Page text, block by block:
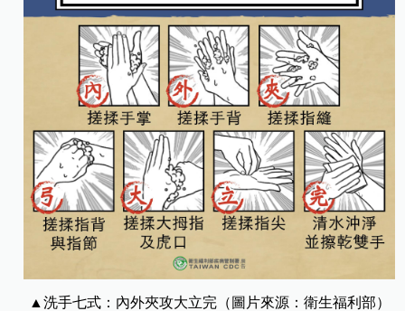
▲洗手七式：內外夾攻大立完（圖片來源：衛生福利部）